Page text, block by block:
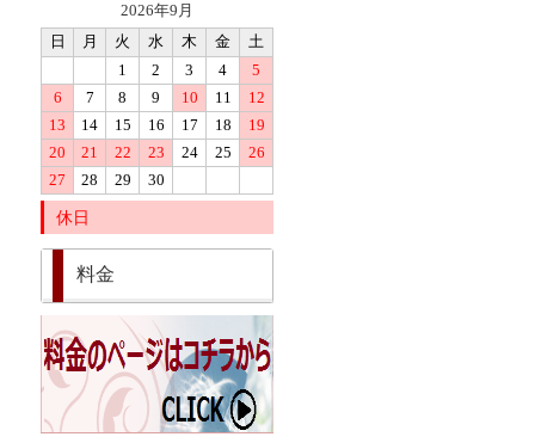
2026年9月
日
月 火 水 木 金
土
1
2 3 4
5
6
7 8 9 10 11
12
13
14 15 16 17 18
19
20
21 22 23 24 25
26
27
28 29 30
休日
料金